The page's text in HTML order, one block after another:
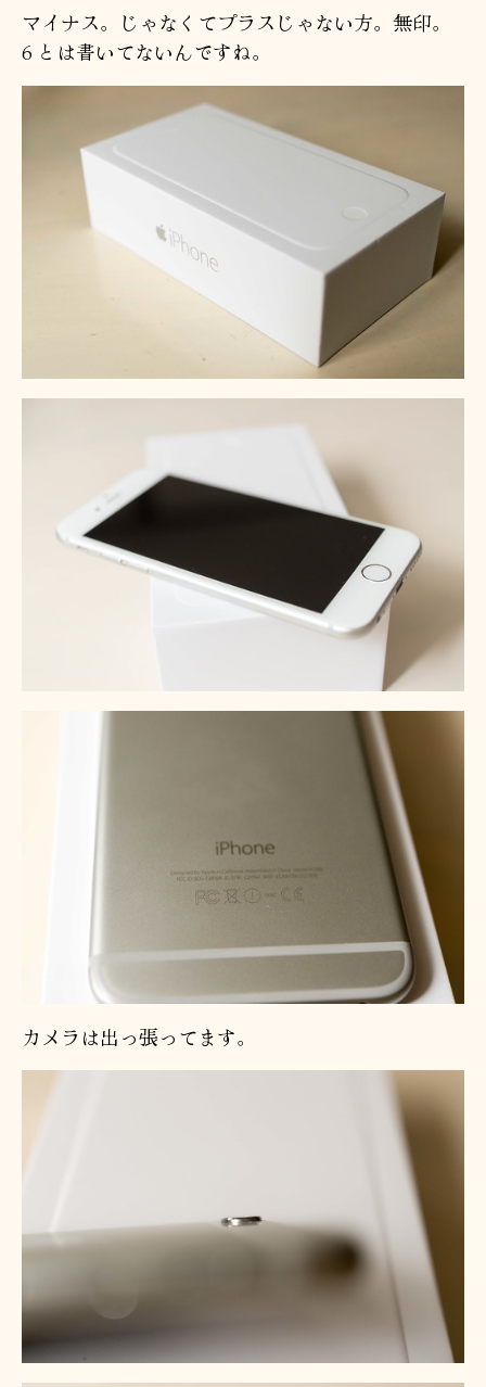
マイナス。じゃなくてプラスじゃない方。無印。
6 とは書いてないんですね。
カメラは出っ張ってます。